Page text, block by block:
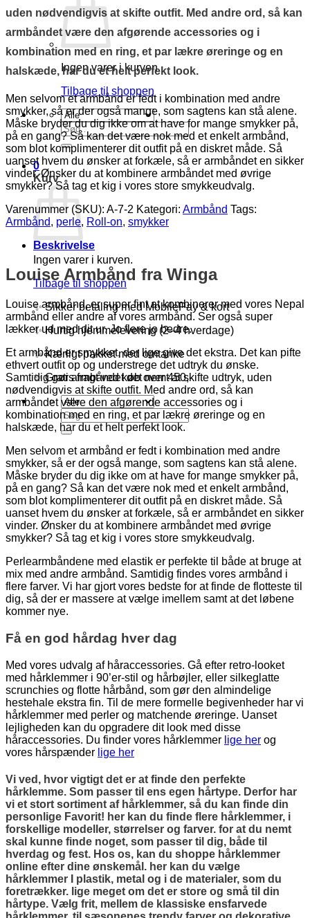
Ingen varer i kurven.
Tilbage til shoppen
Søg
efter:
0
Kurv
Ingen varer i kurven.
Tilbage til shoppen
✨ Sikker betaling med MobilePay & kort
✨ Hurtig hjemmelevering (2–4 hverdage)
✨ Kærligt pakket med omtanke
✨ Gratis fragt ved køb over 450,-
Søg
efter:
uden nødvendigvis at skifte outfit. Med andre ord, så kan
armbåndet være den afgørende accessories og i
kombination med en ring, et par lækre øreringe og en
halskæde, har du et helt perfekt look.
Men selvom et armbånd er fedt i kombination med andre
smykker, så er der også mange, som sagtens kan stå alene.
Måske bryder du dig ikke om at have for mange smykker på,
på en gang? Så kan det være nok med et enkelt armbånd,
som blot komplimenterer dit outfit på en diskret måde. Så
uanset hvem du ønsker at forkæle, så er armbåndet en sikker
vinder. Ønsker du at kombinere armbåndet med øvrige
smykker? Så tag et kig i vores store smykkeudvalg.
Varenummer (SKU): A-7-2 Kategori: Armbånd Tags:
Armbånd, perle, Roll-on, smykker
Beskrivelse
Louise Armbånd fra Winga
Louise armbånd, er super fint at kombinerer med vores Nepal
armbånd eller andre af vores armbånd. Ser også super
lækker ud med dit ur. Jo flere jo bedre.
Et armbånd er smykket, der lige give det ekstra. Det kan pifte
ethvert outfit op og understrege det udtryk du ønske.
Samtidig gør armbåndet det nemt at skifte udtryk, uden
nødvendigvis at skifte outfit. Med andre ord, så kan
armbåndet være den afgørende accessories og i
kombination med en ring, et par lækre øreringe og en
halskæde, har du et helt perfekt look.
Men selvom et armbånd er fedt i kombination med andre
smykker, så er der også mange, som sagtens kan stå alene.
Måske bryder du dig ikke om at have for mange smykker på,
på en gang? Så kan det være nok med et enkelt armbånd,
som blot komplimenterer dit outfit på en diskret måde. Så
uanset hvem du ønsker at forkæle, så er armbåndet en sikker
vinder. Ønsker du at kombinere armbåndet med øvrige
smykker? Så tag et kig i vores store smykkeudvalg.
Perlearmbåndene med elastik er perfekte til både at bruge at
mix med andre armbånd. Samtidig findes vores armbånd i
flere farver. Vi har gjort vores bedste for at finde de flotteste til
dig, så der er massere at vælge imellem samt at det løbene
kommer nye.
Få en god hårdag hver dag
Med vores udvalg af håraccessories. Gå efter retro-looket
med hårklemmer i 90’er-stil og hårbøjler, eller silkeglatte
scrunchies og flotte hårbånd, som gør den almindelige
hestehale ekstra fin. Til de mere formelle begivenheder har vi
hårklemmer med perler og matchende øreringe. Uanset
lejligheden kan du opgradere dit look med disse
håraccessories. Du finder vores hårklemmer lige her og
vores hårspænder lige her
Vi ved, hvor vigtigt det er at finde den perfekte
hårklemme. Som passer til ens egen hårtype. Derfor har
vi et stort sortiment af hårklemmer, så du kan finde din
personlige Favorit! her kan du finde flere hårklemmer, i
forskellige modeller, størrelser og farver. for at du nemt
skal kunne finde noget, som passer til dig, både til
hverdag og fest. Hos os, kan du shoppe hårklemmer
online efter dine ønskemål. her kan du vælge
hårklemmer I plastik, metal og i de materialer, som du
foretrækker. lige meget om det er store og små til din
hårtype. Vælg frit, mellem de klassiske ensfarvede